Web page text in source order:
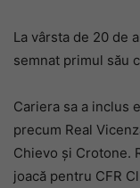
La vârsta de 20 de
semnat primul său
Cariera sa a inclus
precum Real
Chievo și Crotone.
joacă pentru CFR